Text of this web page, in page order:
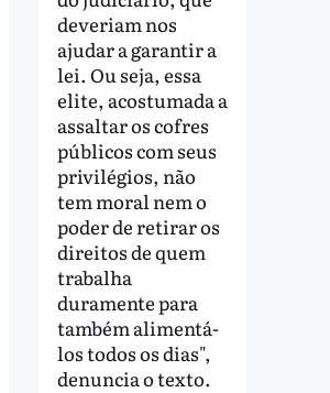
deveriam nos
ajudar a garantir a
lei. Ou seja, essa
elite, acostumada a
assaltar os cofres
públicos com seus
privilégios, não
tem moral nem o
poder de retirar os
direitos de quem
trabalha
duramente para
também alimentá-
los todos os dias",
denuncia o texto.